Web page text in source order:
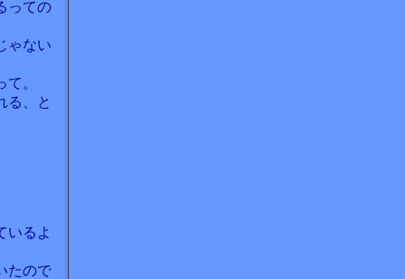
っての
ゃない
。
る、と
いるよ
たので